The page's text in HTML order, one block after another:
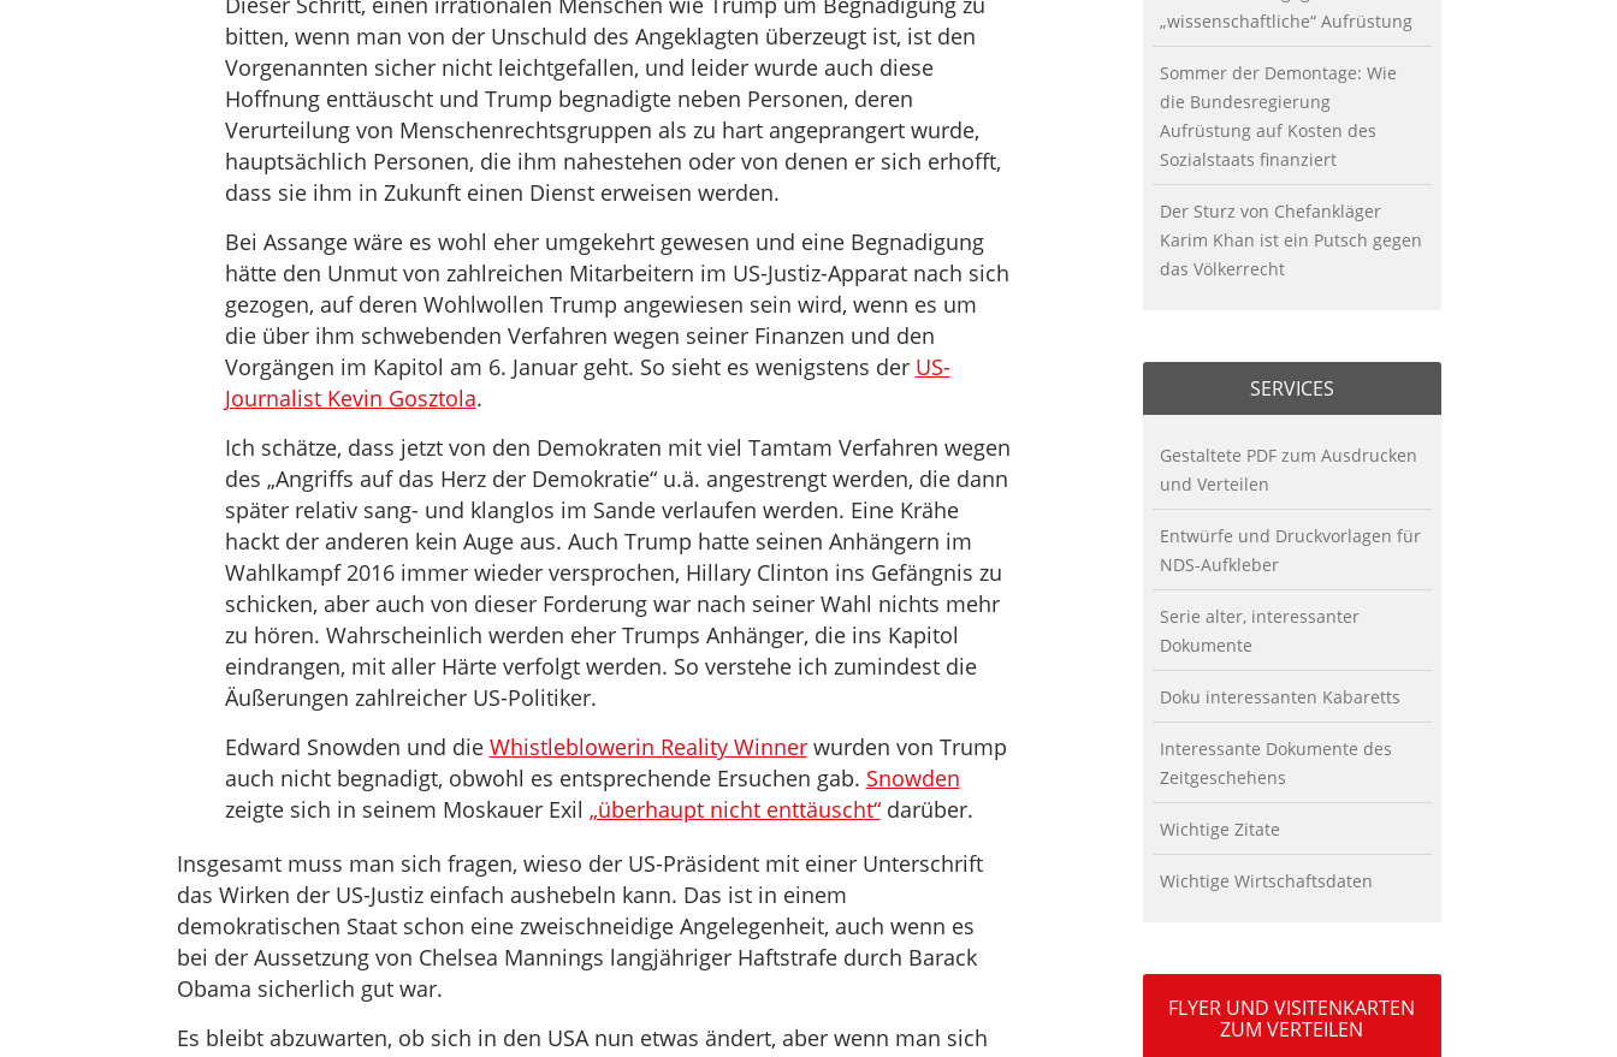
bitten, wenn man von der Unschuld des Angeklagten überzeugt ist, ist den
Vorgenannten sicher nicht leichtgefallen, und leider wurde auch diese
Hoffnung enttäuscht und Trump begnadigte neben Personen, deren
Verurteilung von Menschenrechtsgruppen als zu hart angeprangert wurde,
hauptsächlich Personen, die ihm nahestehen oder von denen er sich erhofft,
dass sie ihm in Zukunft einen Dienst erweisen werden.
Bei Assange wäre es wohl eher umgekehrt gewesen und eine Begnadigung
hätte den Unmut von zahlreichen Mitarbeitern im US-Justiz-Apparat nach sich
gezogen, auf deren Wohlwollen Trump angewiesen sein wird, wenn es um
die über ihm schwebenden Verfahren wegen seiner Finanzen und den
Vorgängen im Kapitol am 6. Januar geht. So sieht es wenigstens der US-
Journalist Kevin Gosztola.
Ich schätze, dass jetzt von den Demokraten mit viel Tamtam Verfahren wegen
des „Angriffs auf das Herz der Demokratie“ u.ä. angestrengt werden, die dann
später relativ sang- und klanglos im Sande verlaufen werden. Eine Krähe
hackt der anderen kein Auge aus. Auch Trump hatte seinen Anhängern im
Wahlkampf 2016 immer wieder versprochen, Hillary Clinton ins Gefängnis zu
schicken, aber auch von dieser Forderung war nach seiner Wahl nichts mehr
zu hören. Wahrscheinlich werden eher Trumps Anhänger, die ins Kapitol
eindrangen, mit aller Härte verfolgt werden. So verstehe ich zumindest die
Äußerungen zahlreicher US-Politiker.
Edward Snowden und die Whistleblowerin Reality Winnerwurden von Trump
auch nicht begnadigt, obwohl es entsprechende Ersuchen gab. Snowden
zeigte sich in seinem Moskauer Exil „überhaupt nicht enttäuscht“darüber.
Insgesamt muss man sich fragen, wieso der US-Präsident mit einer Unterschrift
das Wirken der US-Justiz einfach aushebeln kann. Das ist in einem
demokratischen Staat schon eine zweischneidige Angelegenheit, auch wenn es
bei der Aussetzung von Chelsea Mannings langjähriger Haftstrafe durch Barack
Obama sicherlich gut war.
Es bleibt abzuwarten, ob sich in den USA nun etwas ändert, aber wenn man sich
„wissenschaftliche“ Aufrüstung
Sommer der Demontage: Wie
die Bundesregierung
Aufrüstung auf Kosten des
Sozialstaats finanziert
Der Sturz von Chefankläger
Karim Khan ist ein Putsch gegen
das Völkerrecht
SERVICES
Gestaltete PDF zum Ausdrucken
und Verteilen
Entwürfe und Druckvorlagen für
NDS-Aufkleber
Serie alter, interessanter
Dokumente
Doku interessanten Kabaretts
Interessante Dokumente des
Zeitgeschehens
Wichtige Zitate
Wichtige Wirtschaftsdaten
FLYER UND VISITENKARTEN
ZUM VERTEILEN